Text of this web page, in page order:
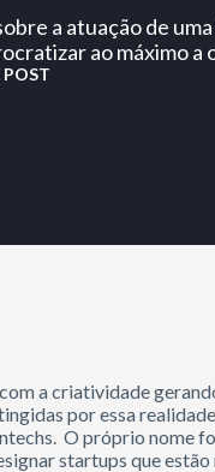
a atuação de
ao máximo
a criatividade
por essa
O próprio nome
startups que